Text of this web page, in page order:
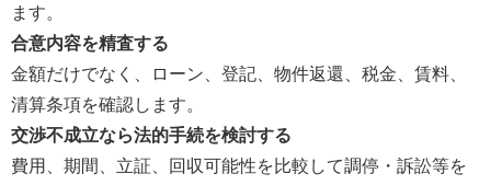
ます。
合意内容を精査する
金額だけでなく、ローン、登記、物件返還、税金、賃料、
清算条項を確認します。
交渉不成立なら法的手続を検討する
費用、期間、立証、回収可能性を比較して調停・訴訟等を